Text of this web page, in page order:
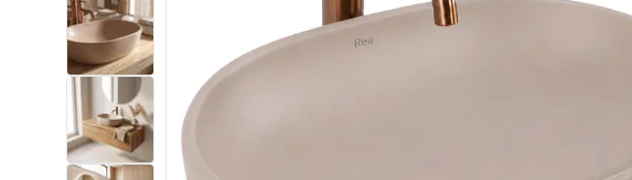
Inodoro, Bidé
Lavabos
Bañeras y mamparas